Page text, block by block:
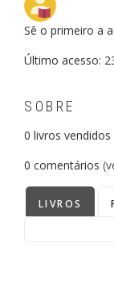
Sê o primeiro a
Último acesso:
SOBRE
0 livros vendidos
0 comentários
LIVROS